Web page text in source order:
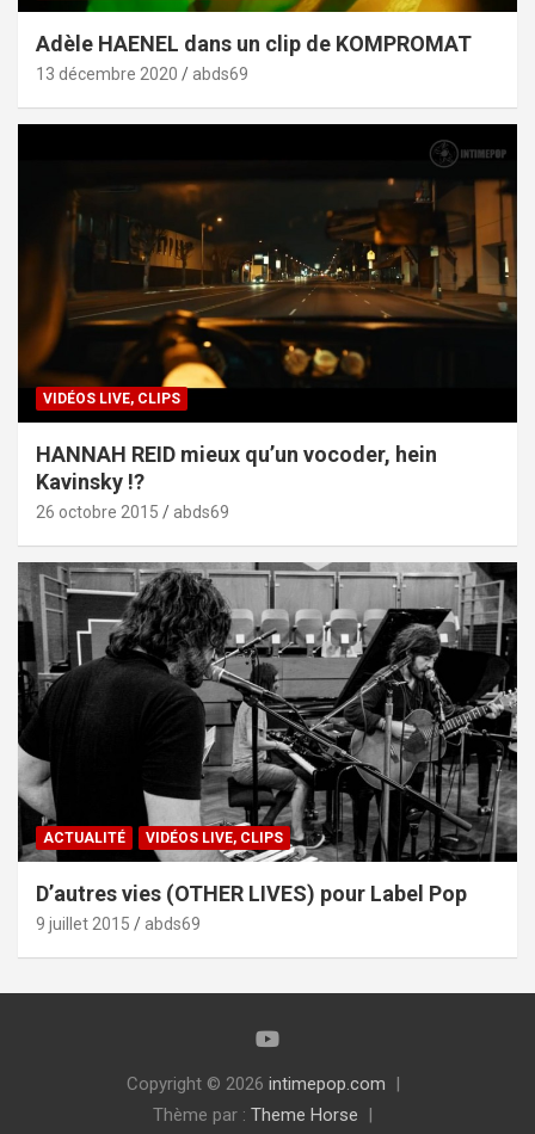
Adèle HAENEL dans un clip de KOMPROMAT
13 décembre 2020 abds69
VIDÉOS LIVE, CLIPS
HANNAH REID mieux qu’un vocoder, hein
Kavinsky !?
26 octobre 2015 abds69
ACTUALITÉ VIDÉOS LIVE, CLIPS
D’autres vies (OTHER LIVES) pour Label Pop
9 juillet 2015 abds69
Copyright © 2026 intimepop.com
Thème par : Theme Horse